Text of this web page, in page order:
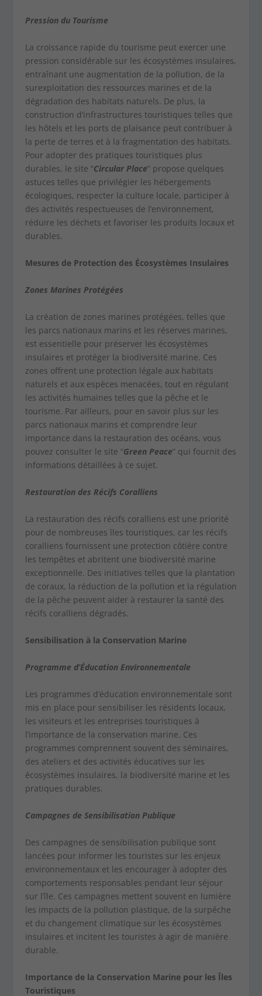
Pression du Tourisme
La croissance rapide du tourisme peut exercer une
pression considérable sur les écosystèmes insulaires,
entraînant une augmentation de la pollution, de la
surexploitation des ressources marines et de la
dégradation des habitats naturels. De plus, la
construction d’infrastructures touristiques telles que
les hôtels et les ports de plaisance peut contribuer à
la perte de terres et à la fragmentation des habitats.
Pour adopter des pratiques touristiques plus
durables, le site “Circular Place” propose quelques
astuces telles que privilégier les hébergements
écologiques, respecter la culture locale, participer à
des activités respectueuses de l’environnement,
réduire les déchets et favoriser les produits locaux et
durables.
Mesures de Protection des Écosystèmes Insulaires
Zones Marines Protégées
La création de zones marines protégées, telles que
les parcs nationaux marins et les réserves marines,
est essentielle pour préserver les écosystèmes
insulaires et protéger la biodiversité marine. Ces
zones offrent une protection légale aux habitats
naturels et aux espèces menacées, tout en régulant
les activités humaines telles que la pêche et le
tourisme. Par ailleurs, pour en savoir plus sur les
parcs nationaux marins et comprendre leur
importance dans la restauration des océans, vous
pouvez consulter le site “Green Peace” qui fournit des
informations détaillées à ce sujet.
Restauration des Récifs Coralliens
La restauration des récifs coralliens est une priorité
pour de nombreuses îles touristiques, car les récifs
coralliens fournissent une protection côtière contre
les tempêtes et abritent une biodiversité marine
exceptionnelle. Des initiatives telles que la plantation
de coraux, la réduction de la pollution et la régulation
de la pêche peuvent aider à restaurer la santé des
récifs coralliens dégradés.
Sensibilisation à la Conservation Marine
Programme d’Éducation Environnementale
Les programmes d’éducation environnementale sont
mis en place pour sensibiliser les résidents locaux,
les visiteurs et les entreprises touristiques à
l’importance de la conservation marine. Ces
programmes comprennent souvent des séminaires,
des ateliers et des activités éducatives sur les
écosystèmes insulaires, la biodiversité marine et les
pratiques durables.
Campagnes de Sensibilisation Publique
Des campagnes de sensibilisation publique sont
lancées pour informer les touristes sur les enjeux
environnementaux et les encourager à adopter des
comportements responsables pendant leur séjour
sur l’île. Ces campagnes mettent souvent en lumière
les impacts de la pollution plastique, de la surpêche
et du changement climatique sur les écosystèmes
insulaires et incitent les touristes à agir de manière
durable.
Importance de la Conservation Marine pour les Îles
Touristiques